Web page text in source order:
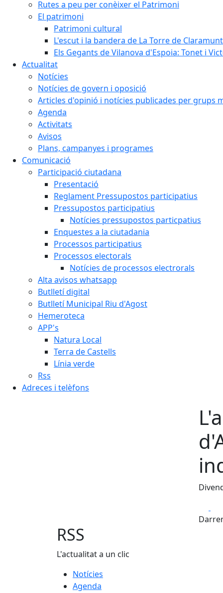
Rutes a peu per conèixer el Patrimoni
El patrimoni
Patrimoni cultural
L'escut i la bandera de La Torre de Claramunt
Els Gegants de Vilanova d'Espoia: Tonet i
Actualitat
Notícies
Notícies de govern i oposició
Articles d'opinió i notícies publicades per grups
Agenda
Activitats
Avisos
Plans, campanyes i programes
Comunicació
Participació ciutadana
Presentació
Reglament Pressupostos participatius
Pressupostos participatius
Notícies pressupostos particpatius
Enquestes a la ciutadania
Processos participatius
Processos electorals
Notícies de processos electrorals
Alta avisos whatsapp
Butlletí digital
Butlletí Municipal Riu d'Agost
Hemeroteca
APP's
Natura Local
Terra de Castells
Línia verde
Rss
Adreces i telèfons
RSS
L'actualitat a un clic
Notícies
Agenda